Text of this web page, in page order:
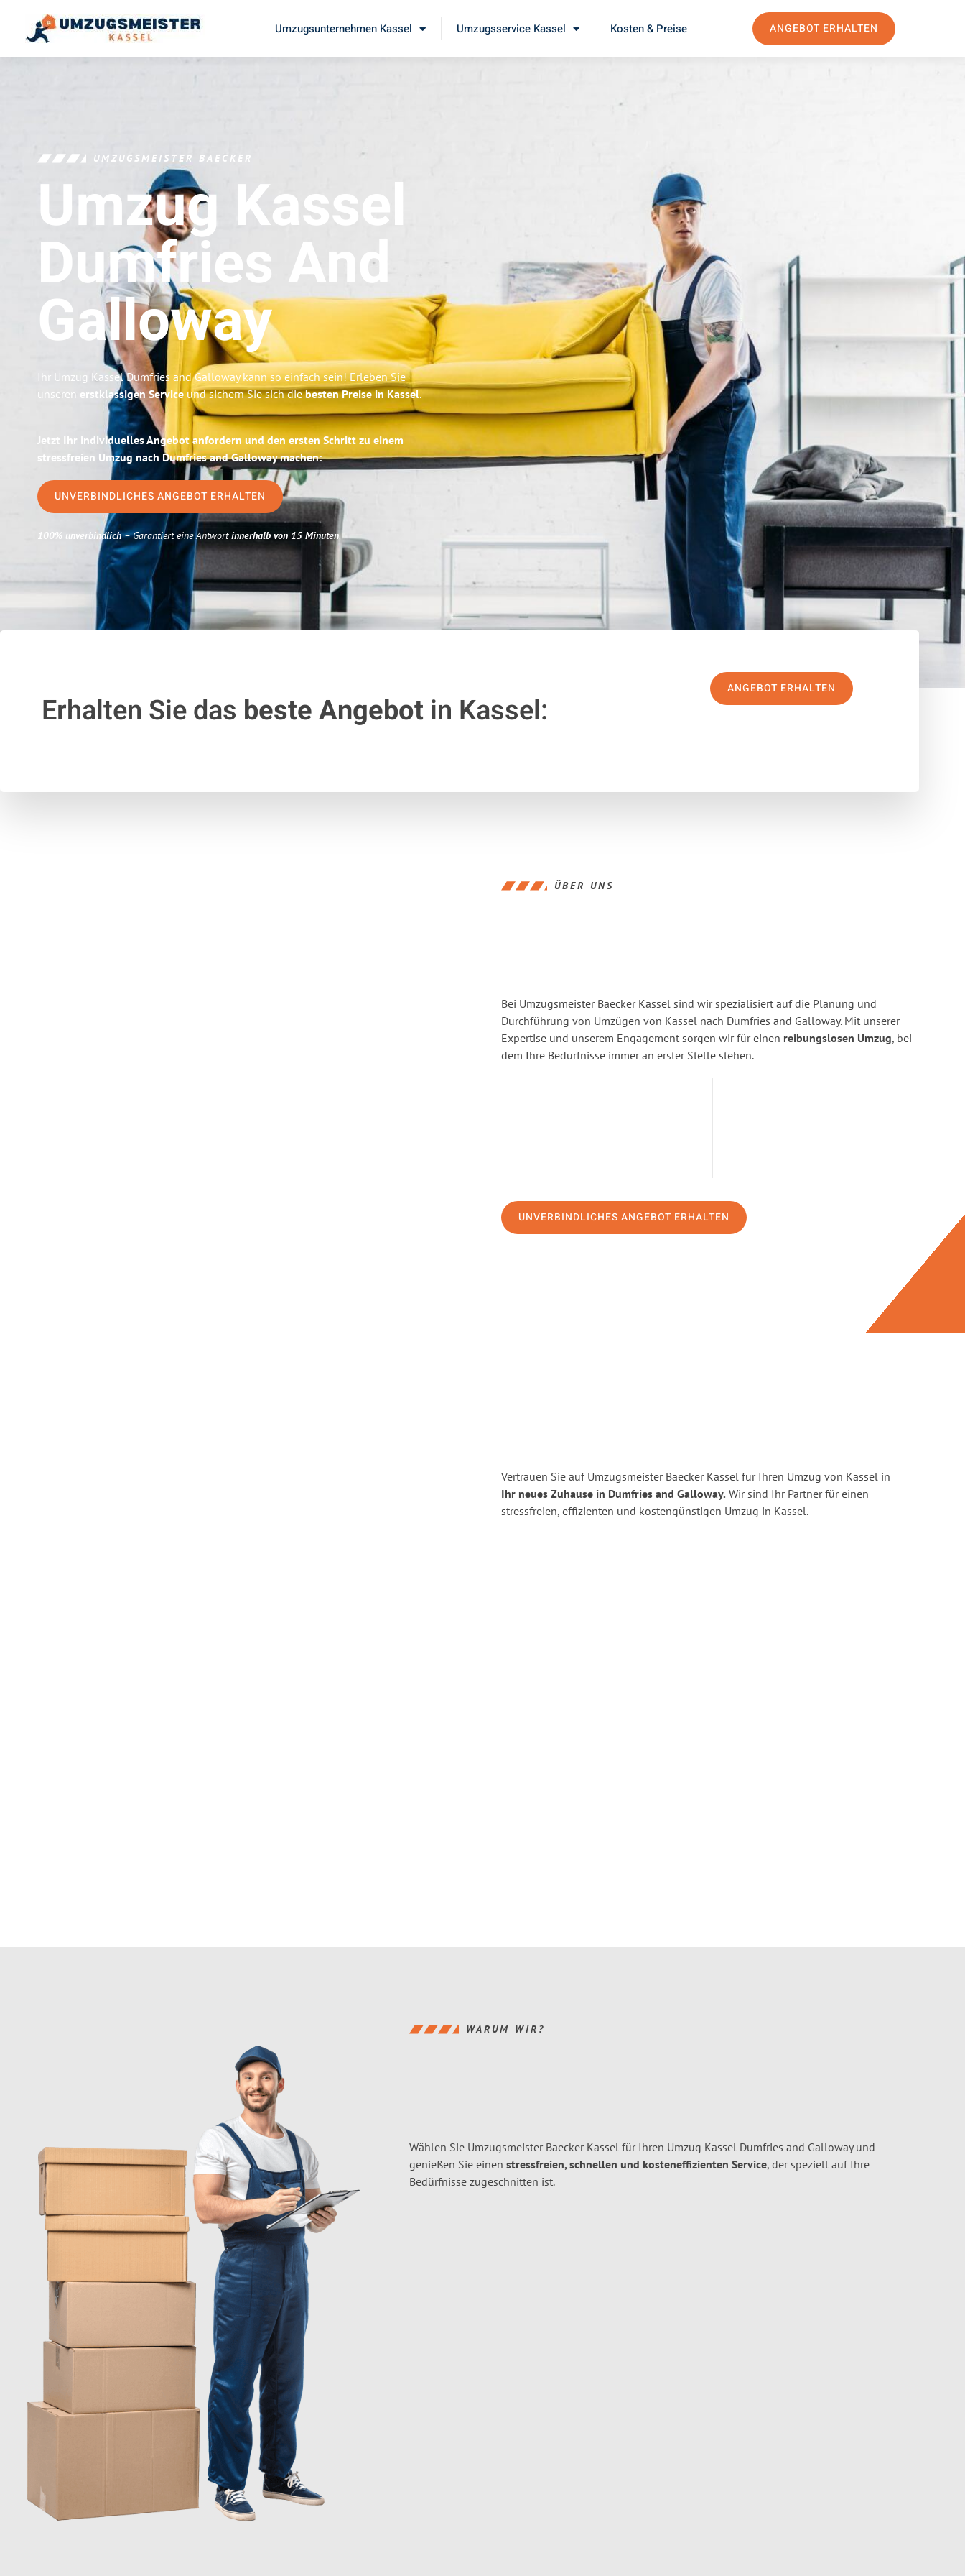
Umzugsunternehmen Kassel Umzugsservice Kassel Kosten & Preise ANGEBOT ERHALTEN
UMZUGSMEISTER BAECKER
Umzug Kassel
Dumfries And
Galloway
Ihr Umzug Kassel Dumfries and Galloway kann so einfach sein! Erleben Sie
unseren erstklassigen Service und sichern Sie sich diebesten Preise in Kassel.
Jetzt Ihr individuelles Angebot anfordern und den ersten Schritt zu einem
stressfreien Umzug nach Dumfries and Galloway machen:
UNVERBINDLICHES ANGEBOT ERHALTEN
100% unverbindlich– Garantiert eine Antwortinnerhalb von 15 Minuten.
Erhalten Sie das beste Angebotin Kassel:
ANGEBOT ERHALTEN
ÜBER UNS
Bei Umzugsmeister Baecker Kassel sind wir spezialisiert auf die Planung und
Durchführung von Umzügen von Kassel nach Dumfries and Galloway. Mit unserer
Expertise und unserem Engagement sorgen wir für einen reibungslosen Umzug, bei
dem Ihre Bedürfnisse immer an erster Stelle stehen.
UNVERBINDLICHES ANGEBOT ERHALTEN
Vertrauen Sie auf Umzugsmeister Baecker Kassel für Ihren Umzug von Kassel in
Ihr neues Zuhause in Dumfries and Galloway. Wir sind Ihr Partner für einen
stressfreien, effizienten und kostengünstigen Umzug in Kassel.
WARUM WIR?
Wählen Sie Umzugsmeister Baecker Kassel für Ihren Umzug Kassel Dumfries and Galloway und
genießen Sie einen stressfreien, schnellen und kosteneffizienten Service, der speziell auf Ihre
Bedürfnisse zugeschnitten ist.